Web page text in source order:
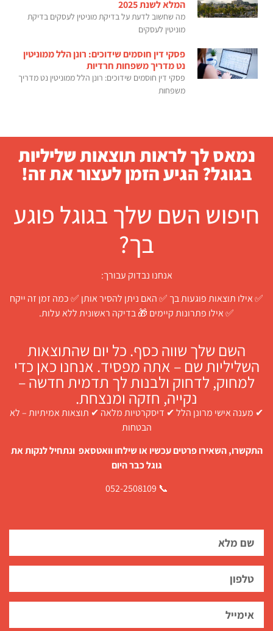
המלא לשנת 2025
מה שחשוב לדעת על בדיקת מוניטין לעסקים בדיקת
מוניטין לעסקים
פסקי דין חוסמים שידוכים: רונן הלל ממוניטין
נט מדריך משפחות חרדיות
פסקי דין חוסמים שידוכים: רונן הלל ממוניטין נט מדריך
משפחות
נמאס לך לראות תוצאות שליליות
בגוגל? הגיע הזמן לעצור את זה!
חיפוש השם שלך בגוגל פוגע
בך?
אנחנו נבדוק עבורך:
✅ אילו תוצאות פוגעות בך ✅ האם ניתן להסיר אותן ✅ כמה זמן זה ייקח
✅ אילו פתרונות קיימים 🎁 בדיקה ראשונית ללא עלות.
השם שלך שווה כסף. כל יום שהתוצאות
השליליות שם – אתה מפסיד. אנחנו כאן כדי
למחוק, לדחוק ולבנות לך תדמית חדשה –
נקייה, חזקה ומנצחת.
✔ מענה אישי מרונן הלל ✔ דיסקרטיות מלאה ✔ תוצאות אמיתיות – לא
הבטחות
התקשרו, השאירו פרטים עכשיו או שילחו וואטסאפ ונתחיל לנקות את
גוגל כבר היום
📞 052-2508109